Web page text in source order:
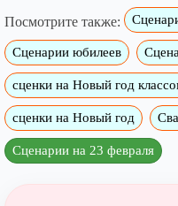
Посмотрите также:
Сценарии юбилеев
сценки на Новый год
сценки на Новый год
Сценарии на 23 февраля